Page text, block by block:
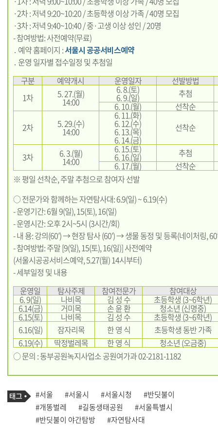
·2차 : 저녁 9:20~10:20 / 초등학생 이상 가족 / 40명 모집
·3차 : 저녁 9:40~10:40 / 중·고생 이상 성인 / 20명
- 참여방법: 사전예약(무료)
․ 예약 홈페이지 :서울시 공공서비스예약
․ 운영 일자별 접수일정 및 추첨일
구분
예약개시 운영일자
선발방법
1차
5. 27.(월)
14:00
6. 8.(토)
6. 9.(일)
추첨
6. 10.(월)
선착순
2차
5. 29.(수)
14:00
6. 11.(화)
6. 12.(수)
6. 13.(목)
6. 14.(금)
선착순
3차 6. 3.(월)
14:00
6. 15.(토)
6. 16.(일)
추첨
6. 17.(월)
선착순
※ 평일 선착순, 주말 추첨으로 참여자 선발
○ 전문가와 함께하는 자연탐사대: 6.9(일) ~ 6.19(수)
- 운영기간: 6월 9(일), 15(토), 16(일)
- 운영시간: 오후 2시~5시 (3시간/회)
- 내 용: 강의(60′) → 현장 탐사 (60′) → 생물 동정 및 등록(네이처링,
- 참여방법: 주말 [9(일), 15(토), 16(일)] 사전예약
(서울시공공서비스예약, 5.27(월) 14시부터)
- 세부일정 및 내용
운영일
탐사주제 참여전문가 참여대상
6. 9(일) 나비목 김 성 수 초등학생 (3~6학년)
6.14(금) 거미목 손 윤 환 청소년 (신명중)
6.15(토) 나비목 김 성 수
초등학생 (3~6학년)
6.16(일)
잠자리목 한 영 식
초등학생 동반 가족
6.19(수)
딱정벌레목 한 영 식
청소년 (오금중)
○ 문의 : 동부공원녹지사업소 공원여가과 02-2181-1182
기
사
관
련
태
태
그
#서울 #서울시 #서울시청
#반딧불이
#개똥벌레
#길동생태공원
#서울특별시
#반딧불이 야간탐방
#자연탐사대